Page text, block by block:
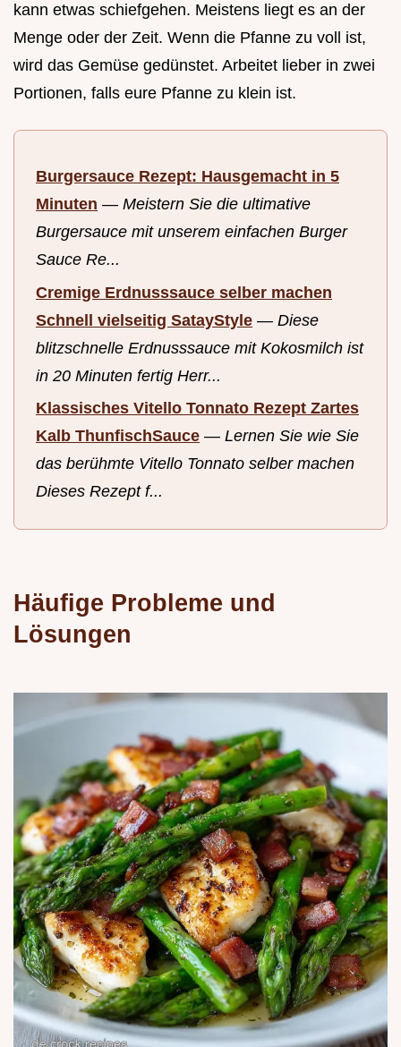
kann etwas schiefgehen. Meistens liegt es an der
Menge oder der Zeit. Wenn die Pfanne zu voll ist,
wird das Gemüse gedünstet. Arbeitet lieber in zwei
Portionen, falls eure Pfanne zu klein ist.
Burgersauce Rezept: Hausgemacht in 5
Minuten — Meistern Sie die ultimative
Burgersauce mit unserem einfachen Burger
Sauce Re...
Cremige Erdnusssauce selber machen
Schnell vielseitig SatayStyle — Diese
blitzschnelle Erdnusssauce mit Kokosmilch ist
in 20 Minuten fertig Herr...
Klassisches Vitello Tonnato Rezept Zartes
Kalb ThunfischSauce — Lernen Sie wie Sie
das berühmte Vitello Tonnato selber machen
Dieses Rezept f...
Häufige Probleme und
Lösungen